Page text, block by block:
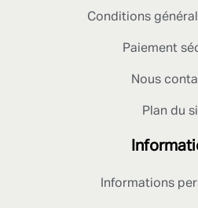
Conditions
Paiement
Nous
Plan du
Informations